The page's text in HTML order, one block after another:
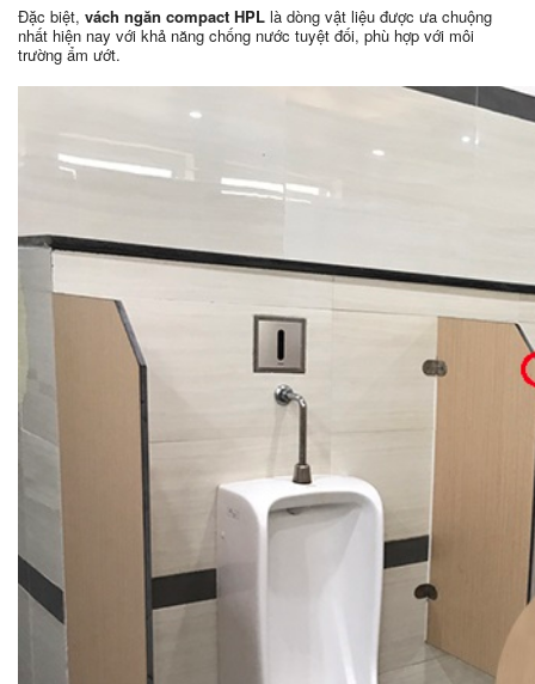
Đặc biệt, vách ngăn compact HPL là dòng vật liệu được ưa chuộng
nhất hiện nay với khả năng chống nước tuyệt đối, phù hợp với môi
trường ẩm ướt.